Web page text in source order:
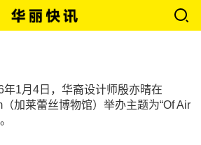
1月4日，华裔设计师殷亦晴在
加莱蕾丝博物馆）举办主题为“Of Air